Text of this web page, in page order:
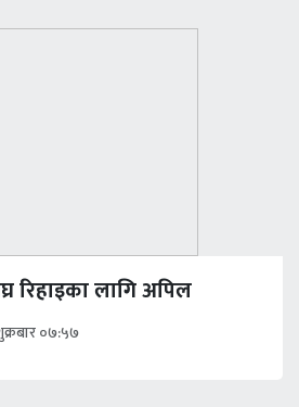
रिहाइका लागि अपिल
०७:५७